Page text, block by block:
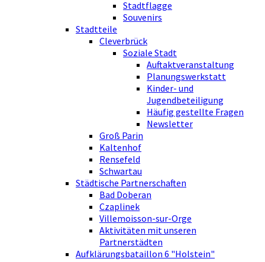
Stadtflagge
Souvenirs
Stadtteile
Cleverbrück
Soziale Stadt
Auftaktveranstaltung
Planungswerkstatt
Kinder- und
Jugendbeteiligung
Häufig gestellte Fragen
Newsletter
Groß Parin
Kaltenhof
Rensefeld
Schwartau
Städtische Partnerschaften
Bad Doberan
Czaplinek
Villemoisson-sur-Orge
Aktivitäten mit unseren
Partnerstädten
Aufklärungsbataillon 6 "Holstein"